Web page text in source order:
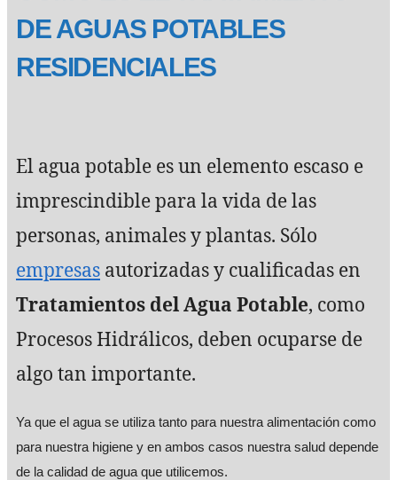
DE AGUAS POTABLES
RESIDENCIALES
El agua potable es un elemento escaso e
imprescindible para la vida de las
personas, animales y plantas. Sólo
empresas autorizadas y cualificadas en
Tratamientos del Agua Potable, como
Procesos Hidrálicos, deben ocuparse de
algo tan importante.
Ya que el agua se utiliza tanto para nuestra alimentación como
para nuestra higiene y en ambos casos nuestra salud depende
de la calidad de agua que utilicemos.